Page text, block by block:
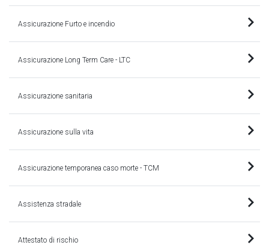
Assicurazione Furto e incendio
Assicurazione Long Term Care - LTC
Assicurazione sanitaria
Assicurazione sulla vita
Assicurazione temporanea caso morte - TCM
Assistenza stradale
Attestato di rischio